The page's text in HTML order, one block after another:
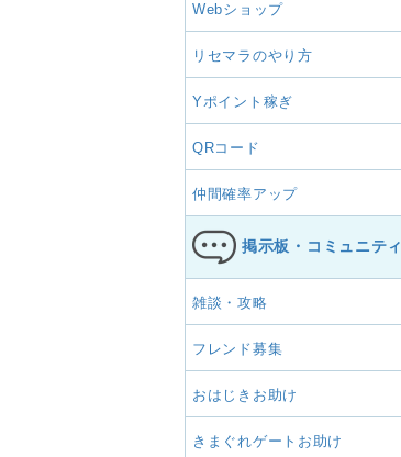
Webショップ
リセマラのやり方
Yポイント稼ぎ
QRコード
仲間確率アップ
掲示板・コミュニティ
雑談・攻略
フレンド募集
おはじきお助け
きまぐれゲートお助け